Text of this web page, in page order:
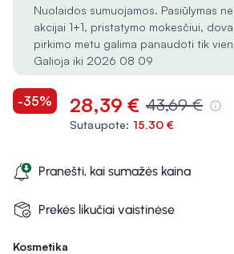
Kosmetika
Nuolaidos sumuojamos. Pasiūlymas
akcijai 1+1, pristatymo mokesčiui,
pirkimo metu galima panaudoti tik
Galioja iki 2026 08 09
-35% 28,39 € 43,69 €
Sutaupote: 15,30 €
Pranešti, kai sumažės kaina
Prekės likučiai vaistinėse